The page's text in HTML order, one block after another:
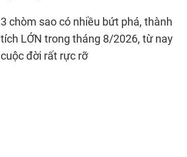
3 chòm sao có nhiều bứt phá, thành
tích LỚN trong tháng 8/2026, từ nay
cuộc đời rất rực rỡ